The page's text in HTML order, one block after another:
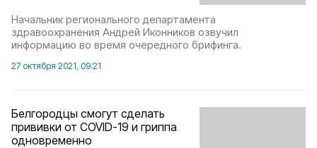
Начальник регионального департамента
здравоохранения Андрей Иконников озвучил
информацию во время очередного брифинга.
27 октября 2021, 09:21
Белгородцы смогут сделать
прививки от COVID-19 и гриппа
одновременно